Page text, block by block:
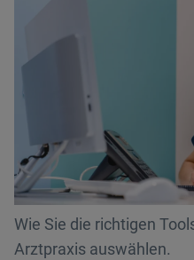
Wie Sie die richtigen
Arztpraxis auswählen.